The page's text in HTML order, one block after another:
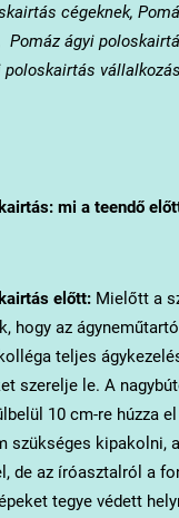
cégeknek,
Pomáz ágyi
poloskairtás
mi a teendő
előtt:Mielőtt a
hogy az
teljes
szerelje le. A
10 cm-re húzza
szükséges kipakolni,
de az íróasztalról a
tegye védett